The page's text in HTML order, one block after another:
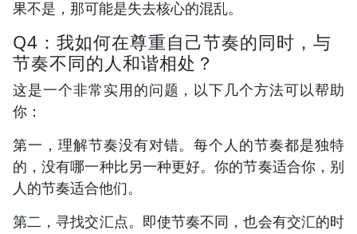
果不是，那可能是失去核心的混乱。
Q4：我如何在尊重自己节奏的同时，与
节奏不同的人和谐相处？
这是一个非常实用的问题，以下几个方法可以帮助
你：
第一，理解节奏没有对错。每个人的节奏都是独特
的，没有哪一种比另一种更好。你的节奏适合你，别
人的节奏适合他们。
第二，寻找交汇点。即使节奏不同，也会有交汇的时